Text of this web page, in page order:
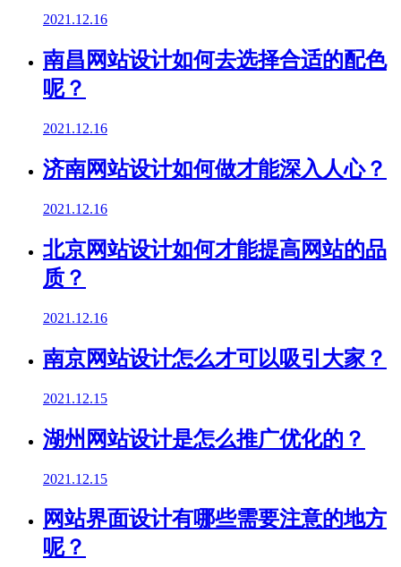
2021.12.16
南昌网站设计如何去选择合适的配色
呢？
2021.12.16
济南网站设计如何做才能深入人心？
2021.12.16
北京网站设计如何才能提高网站的品
质？
2021.12.16
南京网站设计怎么才可以吸引大家？
2021.12.15
湖州网站设计是怎么推广优化的？
2021.12.15
网站界面设计有哪些需要注意的地方
呢？